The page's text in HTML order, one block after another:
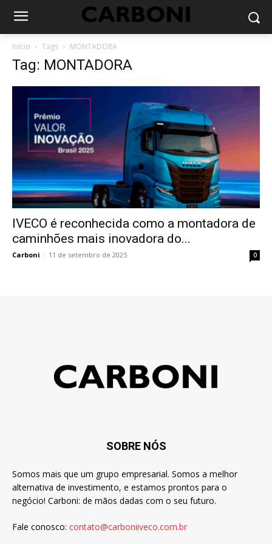
Início Tags MONTADORA
Tag: MONTADORA
IVECO é reconhecida como a montadora de
caminhões mais inovadora do...
Carboni - 11 de setembro de 2025 0
SOBRE NÓS
Somos mais que um grupo empresarial. Somos a melhor
alternativa de investimento, e estamos prontos para o
negócio! Carboni: de mãos dadas com o seu futuro.
Fale conosco: contato@carboniiveco.com.br